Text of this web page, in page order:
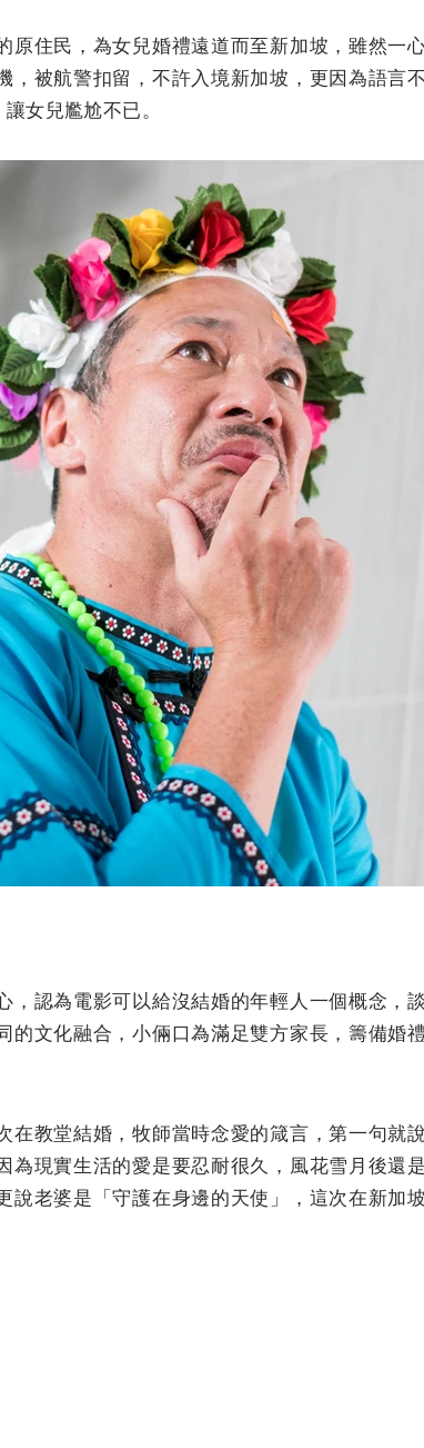
住民，為女兒婚禮遠道而至新加坡，雖然一
被航警扣留，不許入境新加坡，更因為語言
女兒尷尬不已。
認為電影可以給沒結婚的年輕人一個概念，
文化融合，小倆口為滿足雙方家長，籌備婚
教堂結婚，牧師當時念愛的箴言，第一句就
現實生活的愛是要忍耐很久，風花雪月後還
老婆是「守護在身邊的天使」，這次在新加